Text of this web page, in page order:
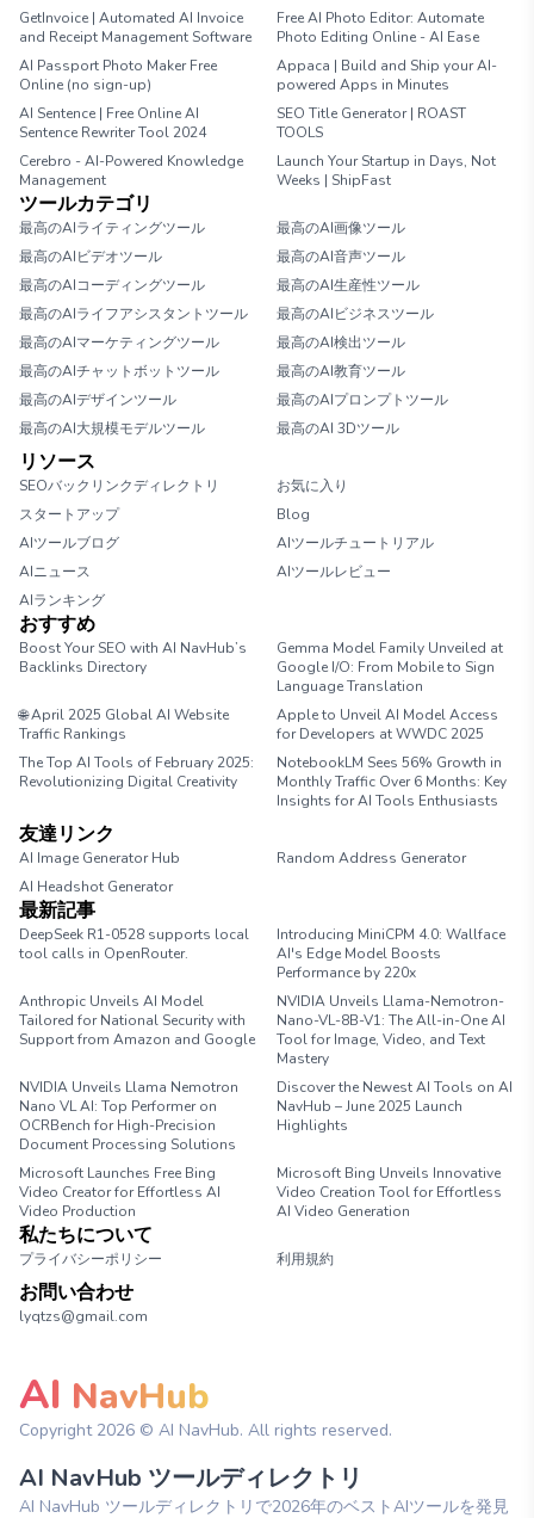
GetInvoice | Automated AI Invoice
and Receipt Management Software
Free AI Photo Editor: Automate
Photo Editing Online - AI Ease
AI Passport Photo Maker Free
Online (no sign-up)
Appaca | Build and Ship your AI-
powered Apps in Minutes
AI Sentence | Free Online AI
Sentence Rewriter Tool 2024
SEO Title Generator | ROAST
TOOLS
Cerebro - AI-Powered Knowledge
Management
Launch Your Startup in Days, Not
Weeks | ShipFast
ツールカテゴリ
最高のAIライティングツール
最高のAI画像ツール
最高のAIビデオツール
最高のAI音声ツール
最高のAIコーディングツール
最高のAI生産性ツール
最高のAIライフアシスタントツール
最高のAIビジネスツール
最高のAIマーケティングツール
最高のAI検出ツール
最高のAIチャットボットツール
最高のAI教育ツール
最高のAIデザインツール
最高のAIプロンプトツール
最高のAI大規模モデルツール
最高のAI 3Dツール
リソース
SEOバックリンクディレクトリ
お気に入り
スタートアップ
Blog
AIツールブログ
AIツールチュートリアル
AIニュース
AIツールレビュー
AIランキング
おすすめ
Boost Your SEO with AI NavHub’s
Backlinks Directory
Gemma Model Family Unveiled at
Google I/O: From Mobile to Sign
Language Translation
🌐 April 2025 Global AI Website
Traffic Rankings
Apple to Unveil AI Model Access
for Developers at WWDC 2025
The Top AI Tools of February 2025:
Revolutionizing Digital Creativity
NotebookLM Sees 56% Growth in
Monthly Traffic Over 6 Months: Key
Insights for AI Tools Enthusiasts
友達リンク
AI Image Generator Hub
Random Address Generator
AI Headshot Generator
最新記事
DeepSeek R1-0528 supports local
tool calls in OpenRouter.
Introducing MiniCPM 4.0: Wallface
AI's Edge Model Boosts
Performance by 220x
Anthropic Unveils AI Model
Tailored for National Security with
Support from Amazon and Google
NVIDIA Unveils Llama-Nemotron-
Nano-VL-8B-V1: The All-in-One AI
Tool for Image, Video, and Text
Mastery
NVIDIA Unveils Llama Nemotron
Nano VL AI: Top Performer on
OCRBench for High-Precision
Document Processing Solutions
Discover the Newest AI Tools on AI
NavHub – June 2025 Launch
Highlights
Microsoft Launches Free Bing
Video Creator for Effortless AI
Video Production
Microsoft Bing Unveils Innovative
Video Creation Tool for Effortless
AI Video Generation
私たちについて
プライバシーポリシー 利用規約
お問い合わせ
lyqtzs@gmail.com
AI NavHub
Copyright 2026 © AI NavHub. All rights reserved.
AI NavHub ツールディレクトリ
AI NavHub ツールディレクトリで2026年のベストAIツールを発見